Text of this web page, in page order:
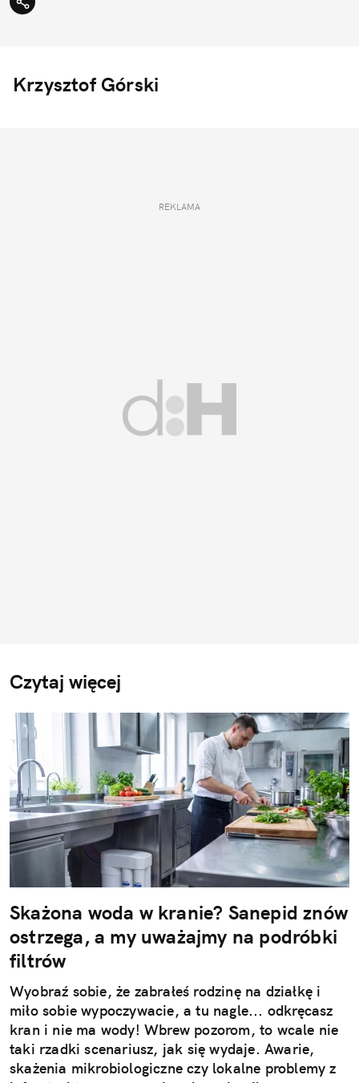
Krzysztof Górski
REKLAMA
Czytaj więcej
Skażona woda w kranie? Sanepid znów
ostrzega, a my uważajmy na podróbki
filtrów
Wyobraź sobie, że zabrałeś rodzinę na działkę i
miło sobie wypoczywacie, a tu nagle... odkręcasz
kran i nie ma wody! Wbrew pozorom, to wcale nie
taki rzadki scenariusz, jak się wydaje. Awarie,
skażenia mikrobiologiczne czy lokalne problemy z